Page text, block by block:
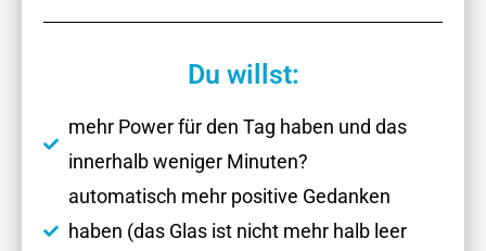
Du willst:
mehr Power für den Tag haben und das
innerhalb weniger Minuten?
automatisch mehr positive Gedanken
haben (das Glas ist nicht mehr halb leer